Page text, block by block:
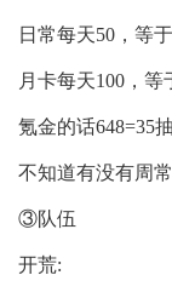
日常每天50，等
月卡每天100，等
氪金的话648=35
不知道有没有周
③队伍
开荒: